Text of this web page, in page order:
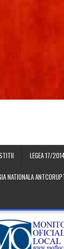
LEGEA 17/
NATIONALA